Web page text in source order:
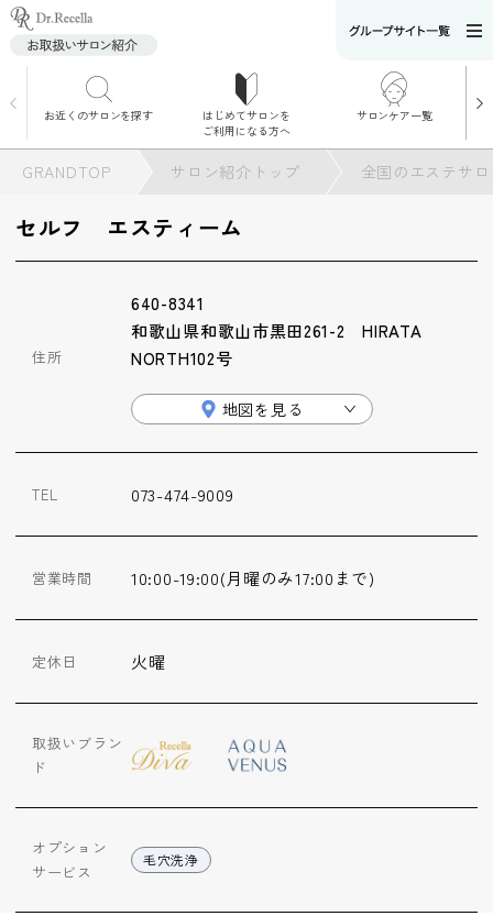
お近くのサロンを探す
はじめてサロンを
ご利用になる方へ
サロンケア一覧
ュー
施術別で探す
お悩み別で探す
角質ケア｜ポレーシ
ョン
毛穴洗浄
ハーブトリートメン
まこも蒸し
GRANDTOP サロン紹介トップ 全国のエステサ
セルフ エスティーム
住所
640-8341
和歌山県和歌山市黒田261-2 HIRATA
NORTH102号
地図を見る
TEL 073-474-9009
営業時間 10:00-19:00(月曜のみ17:00まで)
定休日 火曜
取扱いブラン
ド
オプション
サービス
毛穴洗浄